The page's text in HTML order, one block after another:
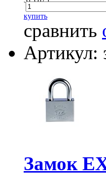
купить
сравнить
Артикул:
Замок